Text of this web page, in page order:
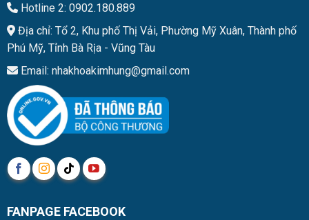
Hotline 2: 0902.180.889
Địa chỉ: Tổ 2, Khu phố Thị Vải, Phường Mỹ Xuân, Thành phố
Phú Mỹ, Tỉnh Bà Rịa - Vũng Tàu
Email: nhakhoakimhung@gmail.com
FANPAGE FACEBOOK